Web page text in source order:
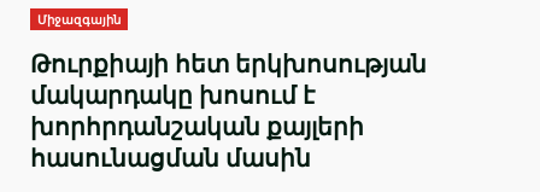
Միջազգային
Թուրքիայի հետ երկխոսության
մակարդակը խոսում է
խորհրդանշական քայլերի
հասունացման մասին